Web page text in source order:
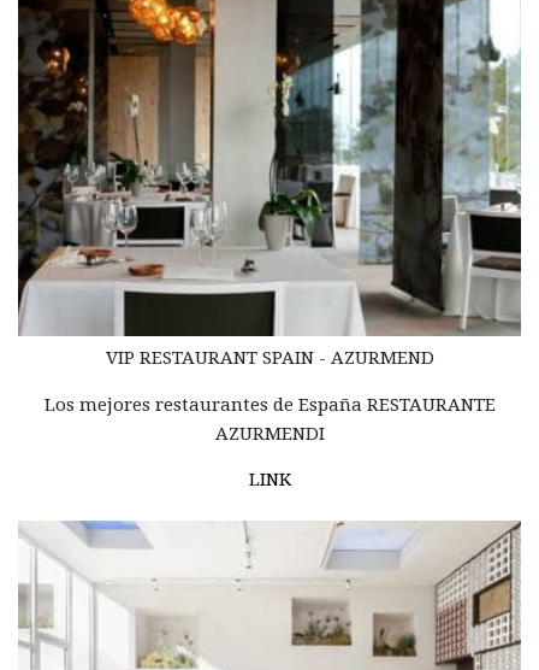
VIP RESTAURANT SPAIN - AZURMEND
Los mejores restaurantes de España RESTAURANTE
AZURMENDI
LINK